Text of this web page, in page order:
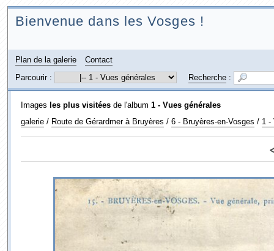
Bienvenue dans les Vosges !
Plan de la galerie
Contact
Parcourir :
Recherche:
Images les plus visitéesde l'album 1 - Vues générales
galerie/ Route de Gérardmer à Bruyères / 6 - Bruyères-en-Vosges / 1 -